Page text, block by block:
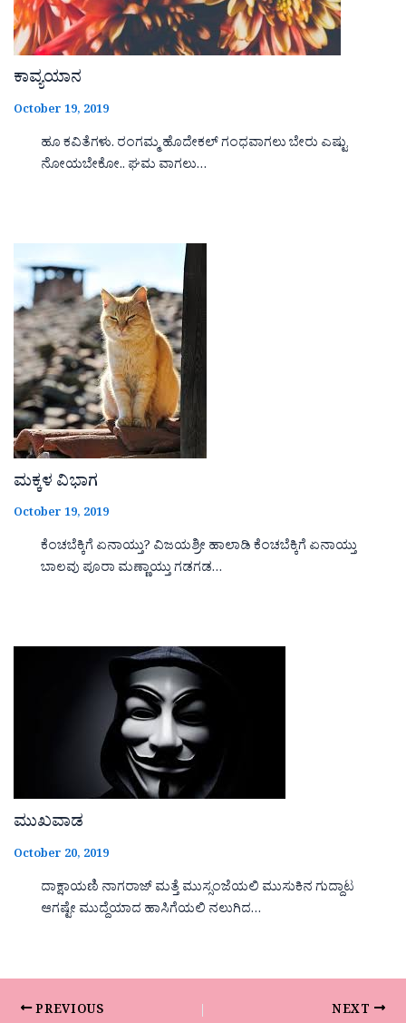
ಕಾವ್ಯಯಾನ
October 19, 2019
ಹೂ ಕವಿತೆಗಳು. ರಂಗಮ್ಮ ಹೊದೇಕಲ್ ಗಂಧವಾಗಲು ಬೇರು ಎಷ್ಟು
ನೋಯಬೇಕೋ.. ಘಮ ವಾಗಲು…
ಮಕ್ಕಳ ವಿಭಾಗ
October 19, 2019
ಕೆಂಚಬೆಕ್ಕಿಗೆ ಏನಾಯ್ತು? ವಿಜಯಶ್ರೀ ಹಾಲಾಡಿ ಕೆಂಚಬೆಕ್ಕಿಗೆ ಏನಾಯ್ತು
ಬಾಲವು ಪೂರಾ ಮಣ್ಣಾಯ್ತು ಗಡಗಡ…
ಮುಖವಾಡ
October 20, 2019
ದಾಕ್ಷಾಯಣಿ ನಾಗರಾಜ್ ಮತ್ತೆ ಮುಸ್ಸಂಜೆಯಲಿ ಮುಸುಕಿನ ಗುದ್ದಾಟ
ಆಗಷ್ಟೇ ಮುದ್ದೆಯಾದ ಹಾಸಿಗೆಯಲಿ ನಲುಗಿದ…
PREVIOUS NEXT